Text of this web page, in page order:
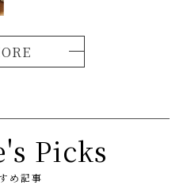
Picks
め記事